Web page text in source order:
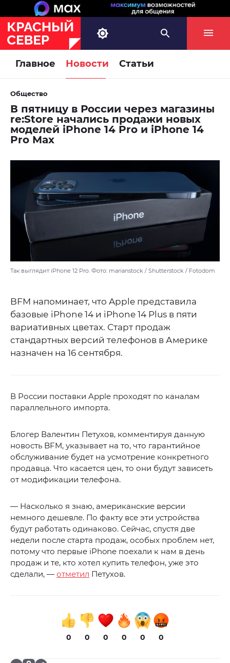
Главное Новости Статьи
Общество
В пятницу в России через магазины
re:Store начались продажи новых
моделей iPhone 14 Pro и iPhone 14
Pro Max
Так выглядит iPhone 12 Pro. Фото: marianstock / Shutterstock / Fotodom
BFM напоминает, что Apple представила
базовые iPhone 14 и iPhone 14 Plus в пяти
вариативных цветах. Старт продаж
стандартных версий телефонов в Америке
назначен на 16 сентября.
В России поставки Apple проходят по каналам
параллельного импорта.
Блогер Валентин Петухов, комментируя данную
новость BFM, указывает на то, что гарантийное
обслуживание будет на усмотрение конкретного
продавца. Что касается цен, то они будут зависеть
от модификации телефона.
— Насколько я знаю, американские версии
немного дешевле. По факту все эти устройства
будут работать одинаково. Сейчас, спустя две
недели после старта продаж, особых проблем нет,
потому что первые iPhone поехали к нам в день
продаж и те, кто хотел купить телефон, уже это
сделали, — отметил Петухов.
0 0 0 0 0 0